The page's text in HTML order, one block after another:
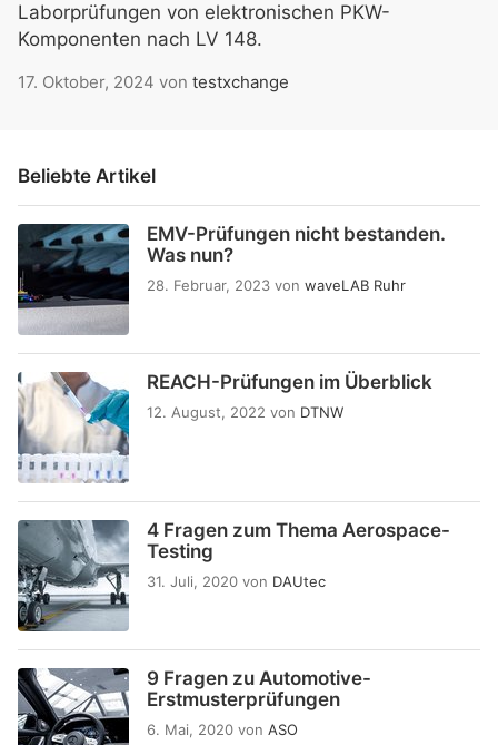
Laborprüfungen von elektronischen PKW-
Komponenten nach LV 148.
17. Oktober, 2024 von testxchange
Beliebte Artikel
EMV-Prüfungen nicht bestanden.
Was nun?
28. Februar, 2023 von waveLAB Ruhr
REACH-Prüfungen im Überblick
12. August, 2022 von DTNW
4 Fragen zum Thema Aerospace-
Testing
31. Juli, 2020 von DAUtec
9 Fragen zu Automotive-
Erstmusterprüfungen
6. Mai, 2020 von ASO